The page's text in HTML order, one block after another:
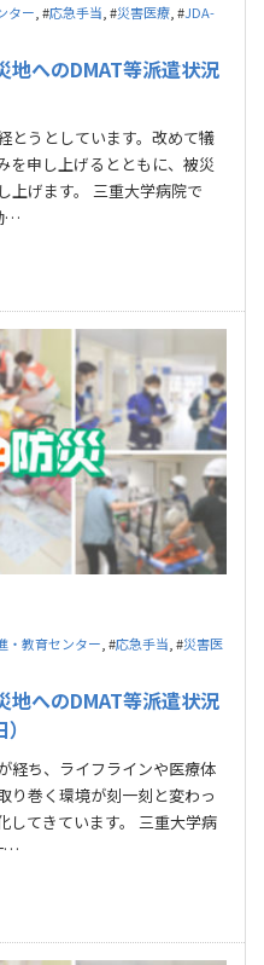
ター , #応急⼿当 , #災害医療 , #JDA-
地へのDMAT等派遣状況
とうとしています。改めて犠
を申し上げるとともに、被災
上げます。 三重大学病院で
…
・教育センター , #応急⼿当 , #災害医
地へのDMAT等派遣状況
経ち、ライフラインや医療体
り巻く環境が刻一刻と変わっ
してきています。 三重大学病
…